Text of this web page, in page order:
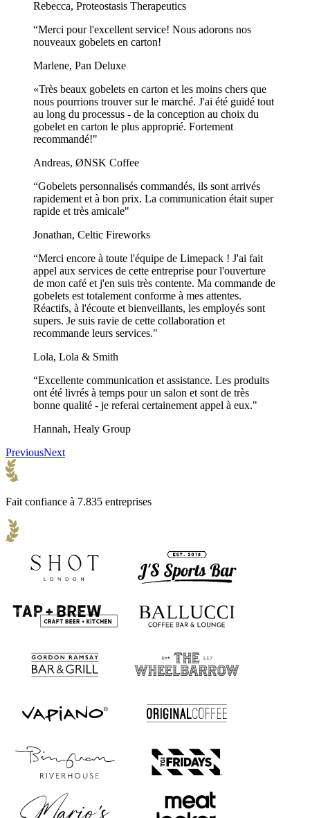
Rebecca, Proteostasis Therapeutics
“Merci pour l'excellent service! Nous adorons nos
nouveaux gobelets en carton!
Marlene, Pan Deluxe
«Très beaux gobelets en carton et les moins chers que
nous pourrions trouver sur le marché. J'ai été guidé tout
au long du processus - de la conception au choix du
gobelet en carton le plus approprié. Fortement
recommandé!"
Andreas, ØNSK Coffee
“Gobelets personnalisés commandés, ils sont arrivés
rapidement et à bon prix. La communication était super
rapide et très amicale"
Jonathan, Celtic Fireworks
“Merci encore à toute l'équipe de Limepack ! J'ai fait
appel aux services de cette entreprise pour l'ouverture
de mon café et j'en suis très contente. Ma commande de
gobelets est totalement conforme à mes attentes.
Réactifs, à l'écoute et bienveillants, les employés sont
supers. Je suis ravie de cette collaboration et
recommande leurs services."
Lola, Lola & Smith
“Excellente communication et assistance. Les produits
ont été livrés à temps pour un salon et sont de très
bonne qualité - je referai certainement appel à eux."
Hannah, Healy Group
PreviousNext
Fait confiance à 7.835 entreprises